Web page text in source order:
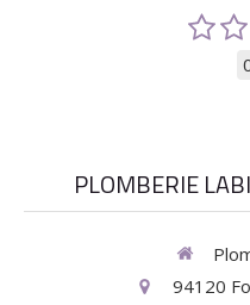
PLOMBERIE
94120